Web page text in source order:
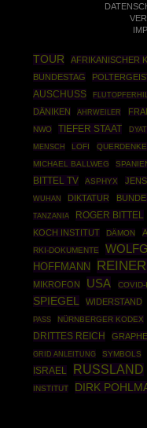
TOUR
AFRIKANISCHER
BUNDESTAG
AUSCHUSS
DÄNIKEN
AHRWEILER
NWO TIEFER STAAT
MENSCH LOFI
MICHAEL BALLWEG
BITTEL TV ASPHYX
WUHAN DIKTATUR
TANZANIA ROGER BITTEL
KOCH INSTITUT
DÄMON
RKI-DOKUMENTE
HOFFMANN
MIKROFON
USA COVID-
SPIEGEL
WIDERSTAND
PASS NÜRNBERGER KODEX
DRITTES REICH
GRID ANLEITUNG
SYMBOLS
ISRAEL RUSSLAND
INSTITUT
DIRK